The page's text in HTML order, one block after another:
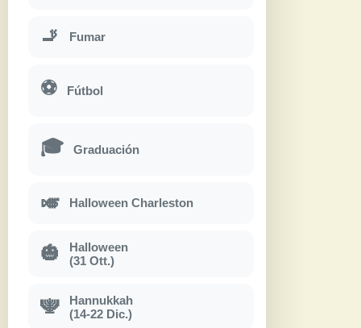
🚬 Fumar
⚽ Fútbol
🎓 Graduación
🎺 Halloween Charleston
🎃
Halloween
(31 Ott.)
🕎
Hannukkah
(14-22 Dic.)